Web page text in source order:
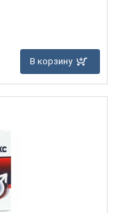
В корзину